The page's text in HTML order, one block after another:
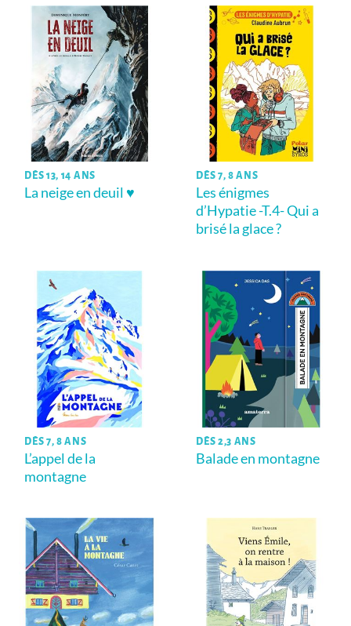
DÈS 13, 14 ANS
La neige en deuil ♥
DÈS 7, 8 ANS
Les énigmes
d’Hypatie -T.4- Qui a
brisé la glace ?
DÈS 7, 8 ANS
L’appel de la
montagne
DÈS 2,3 ANS
Balade en montagne